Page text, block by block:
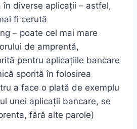
diverse aplicații – astfel,
fi cerută
– poate cel mai mare
de amprentă,
pentru aplicațiile bancare
sporită în folosirea
a face o plată de exemplu
unei aplicații bancare, se
fără alte parole)